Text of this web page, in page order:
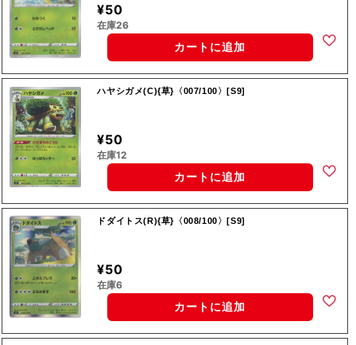
¥50
在庫26
カートに追加
ハヤシガメ(C){草}〈007/100〉[S9]
¥50
在庫12
カートに追加
ドダイトス(R){草}〈008/100〉[S9]
¥50
在庫6
カートに追加